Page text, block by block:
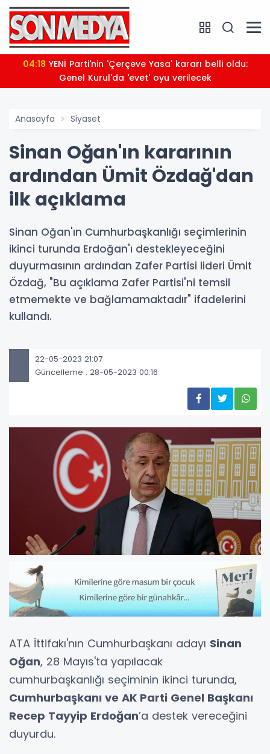
04:18
Genel Kurul'da 'evet' oyu verilecek
Anasayfa Siyaset
Sinan Oğan'ın kararının
ardından Ümit Özdağ'dan
ilk açıklama
Sinan Oğan'ın Cumhurbaşkanlığı seçimlerinin
ikinci turunda Erdoğan'ı destekleyeceğini
duyurmasının ardından Zafer Partisi lideri Ümit
Özdağ, "Bu açıklama Zafer Partisi'ni temsil
etmemekte ve bağlamamaktadır" ifadelerini
kullandı.
22-05-2023 21:07
Güncelleme : 28-05-2023 00:16
ATA İttifakı'nın Cumhurbaşkanı adayı Sinan
Oğan, 28 Mayıs'ta yapılacak
cumhurbaşkanlığı seçiminin ikinci turunda,
Cumhurbaşkanı ve AK Parti Genel Başkanı
Recep Tayyip Erdoğan’a destek vereceğini
duyurdu.